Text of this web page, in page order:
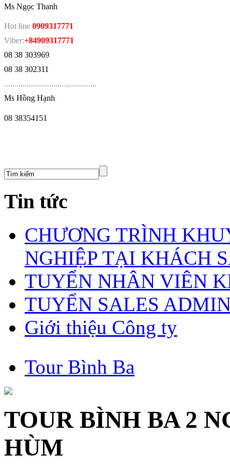
Ms Ngọc Thanh
Hot line 0909317771
Viber:+84909317771
08 38 303969
08 38 302311
.............................................
Ms Hồng Hạnh
08 38354151
Tin tức
CHƯƠNG TRÌNH
NGHIỆP TẠI KHÁCH
TUYỂN NHÂN VIÊN
TUYỂN SALES
Giới thiệu Công ty
Tour Bình Ba
TOUR BÌNH BA 2
HÙM